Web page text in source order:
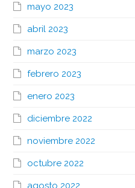
mayo 2023
abril 2023
marzo 2023
febrero 2023
enero 2023
diciembre 2022
noviembre 2022
octubre 2022
agosto 2022